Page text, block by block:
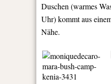
Duschen (warmes
Uhr) kommt aus
Nähe.